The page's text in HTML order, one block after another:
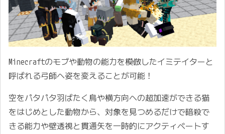
Minecraftのモブや動物の能力を模倣したイミテイターと
呼ばれる弓師へ姿を変えることが可能！
空をパタパタ羽ばたく鳥や横方向への超加速ができる猫
をはじめとした動物から、対象を見つめるだけで暗殺で
きる能力や壁透視と貫通矢を一時的にアクティベートす